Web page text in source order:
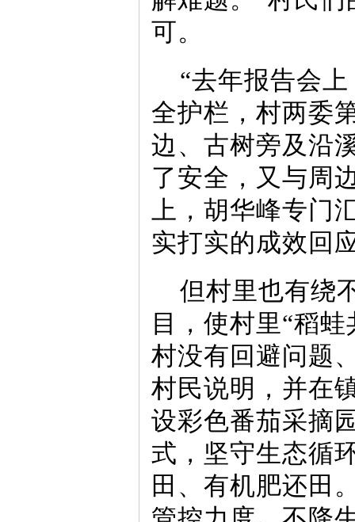
可。
“去年报告会
全护栏，村两委
边、古树旁及沿
了安全，又与周
上，胡华峰专门
实打实的成效回
但村里也有绕
目，使村里“稻
村没有回避问题
村民说明，并在
设彩色番茄采摘
式，坚守生态循
田、有机肥还田